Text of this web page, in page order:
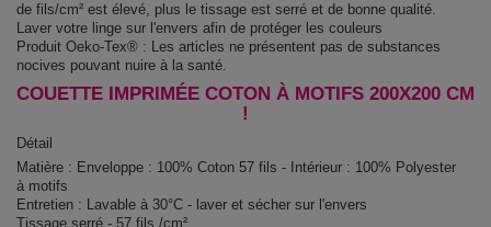
de fils/cm² est élevé, plus le tissage est serré et de bonne qualité.
Laver votre linge sur l'envers afin de protéger les couleurs
Produit Oeko-Tex® : Les articles ne présentent pas de substances
nocives pouvant nuire à la santé.
COUETTE IMPRIMÉE COTON À MOTIFS 200X200 CM
!
Détail
Matière : Enveloppe : 100% Coton 57 fils - Intérieur : 100% Polyester
à motifs
Entretien : Lavable à 30°C - laver et sécher sur l'envers
Tissage serré - 57 fils /cm²